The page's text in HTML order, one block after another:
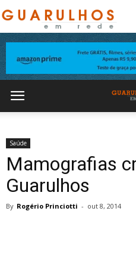
Saúde
Mamografias
Guarulhos
By Rogério Princiotti - out 8, 2014